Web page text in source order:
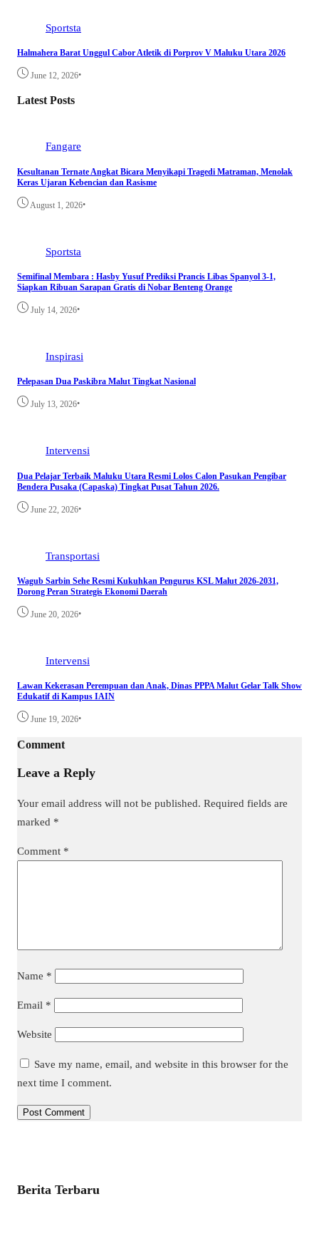
Sportsta
Halmahera Barat Unggul Cabor Atletik di Porprov V Maluku Utara 2026
June 12, 2026•
Latest Posts
Fangare
Kesultanan Ternate Angkat Bicara Menyikapi Tragedi Matraman, Menolak
Keras Ujaran Kebencian dan Rasisme
August 1, 2026•
Sportsta
Semifinal Membara : Hasby Yusuf Prediksi Prancis Libas Spanyol 3-1,
Siapkan Ribuan Sarapan Gratis di Nobar Benteng Orange
July 14, 2026•
Inspirasi
Pelepasan Dua Paskibra Malut Tingkat Nasional
July 13, 2026•
Intervensi
Dua Pelajar Terbaik Maluku Utara Resmi Lolos Calon Pasukan Pengibar
Bendera Pusaka (Capaska) Tingkat Pusat Tahun 2026.
June 22, 2026•
Transportasi
Wagub Sarbin Sehe Resmi Kukuhkan Pengurus KSL Malut 2026-2031,
Dorong Peran Strategis Ekonomi Daerah
June 20, 2026•
Intervensi
Lawan Kekerasan Perempuan dan Anak, Dinas PPPA Malut Gelar Talk Show
Edukatif di Kampus IAIN
June 19, 2026•
Comment
Leave a Reply
Your email address will not be published. Required fields are
marked *
Comment *
Name *
Email *
Website
Save my name, email, and website in this browser for the
next time I comment.
Berita Terbaru